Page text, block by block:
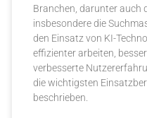
Branchen, darunter auch
insbesondere die
den Einsatz von KI-
effizienter arbeiten,
verbesserte
die wichtigsten
beschrieben.